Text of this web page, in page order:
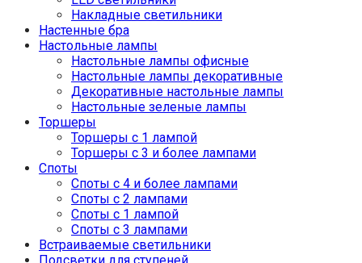
Накладные светильники
Настенные бра
Настольные лампы
Настольные лампы офисные
Настольные лампы декоративные
Декоративные настольные лампы
Настольные зеленые лампы
Торшеры
Торшеры с 1 лампой
Торшеры с 3 и более лампами
Споты
Споты с 4 и более лампами
Споты с 2 лампами
Споты с 1 лампой
Споты с 3 лампами
Встраиваемые светильники